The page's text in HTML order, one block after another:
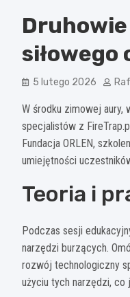
5 lutego 2026
W środku zimowej aury,
specjalistów z
Fundacja ORLEN,
umiejętności
Teoria i
Podczas sesji
narzędzi burzących.
rozwój technologiczny
użyciu tych narzędzi, co